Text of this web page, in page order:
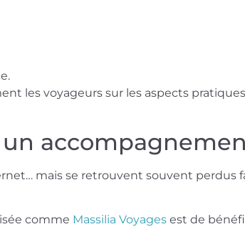
les voyageurs sur les aspects
mais se retrouvent souvent
comme Massilia Voyages est de